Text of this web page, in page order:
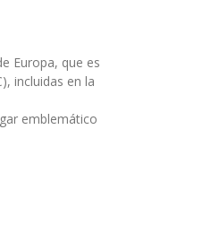
Europa, que es
incluidas en la
emblemático